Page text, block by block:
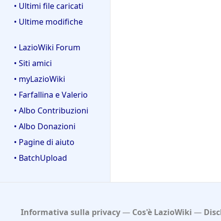
• Ultimi file caricati
• Ultime modifiche
• LazioWiki Forum
• Siti amici
• myLazioWiki
• Farfallina e Valerio
• Albo Contribuzioni
• Albo Donazioni
• Pagine di aiuto
• BatchUpload
Informativa sulla privacy Cos'è LazioWiki